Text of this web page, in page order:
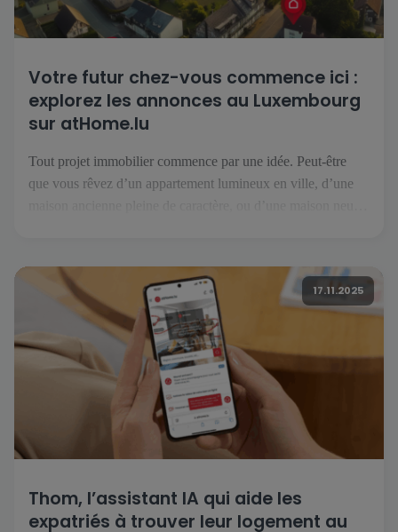
Votre futur chez-vous commence ici :
explorez les annonces au Luxembourg
sur atHome.lu
Tout projet immobilier commence par une idée. Peut-être
que vous rêvez d’un appartement lumineux en ville, d’une
mode de vie. C’est là […]
17.11.2025
Thom, l’assistant IA qui aide les
expatriés à trouver leur logement au